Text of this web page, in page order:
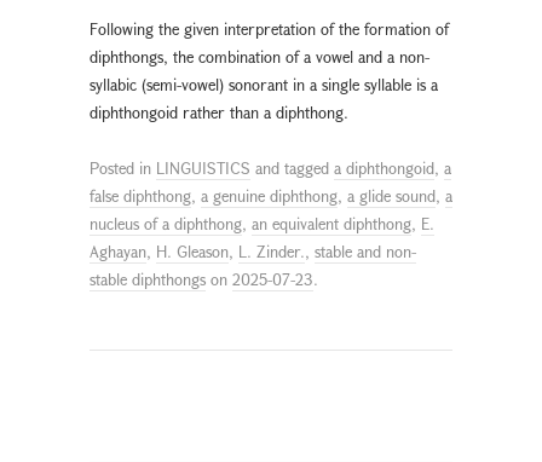
Following the given interpretation of the formation of
diphthongs, the combination of a vowel and a non-
syllabic (semi-vowel) sonorant in a single syllable is a
diphthongoid rather than a diphthong.
Posted in LINGUISTICS and tagged a diphthongoid, a
false diphthong, a genuine diphthong, a glide sound, a
nucleus of a diphthong, an equivalent diphthong, E.
Aghayan, H. Gleason, L. Zinder., stable and non-
stable diphthongs on 2025-07-23.